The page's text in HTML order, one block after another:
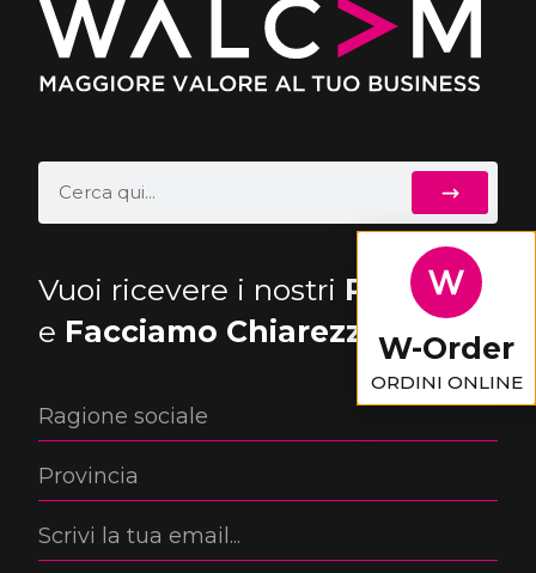
Vuoi ricevere i nostri Pink Tips
e Facciamo Chiarezza?
W-Order
ORDINI ONLINE